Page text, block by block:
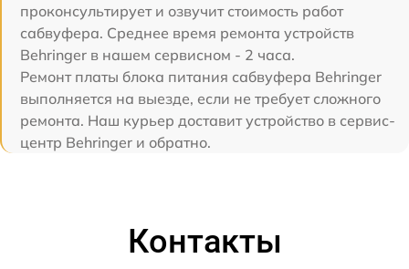
проконсультирует и озвучит стоимость работ
сабвуфера. Среднее время ремонта устройств
Behringer в нашем сервисном - 2 часа.
Ремонт платы блока питания сабвуфера Behringer
выполняется на выезде, если не требует сложного
ремонта. Наш курьер доставит устройство в сервис-
центр Behringer и обратно.
Контакты